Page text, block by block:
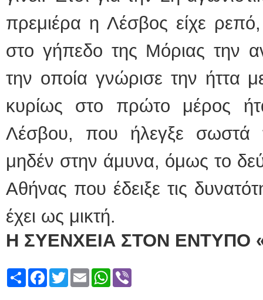
πρεμιέρα η Λέσβος είχε ρεπό,
στο γήπεδο της Μόριας την
την οποία γνώρισε την ήττα
κυρίως στο πρώτο μέρος
Λέσβου, που ήλεγξε σωστά
μηδέν στην άμυνα, όμως το
Αθήνας που έδειξε τις
έχει ως μικτή.
Η ΣΥΕΝΧΕΙΑ ΣΤΟΝ ΕΝΤΥΠΟ
ShareFacebook
TwitterEmailWhatsApp